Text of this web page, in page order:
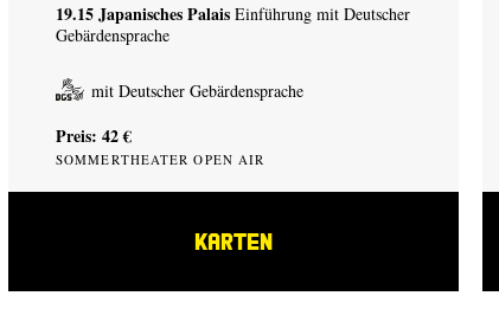
19.15Japanisches Palais Einführung mit Deutscher
Gebärdensprache
mit Deutscher Gebärdensprache
Preis: 42 €
SOMMERTHEATER OPEN AIR
KARTEN